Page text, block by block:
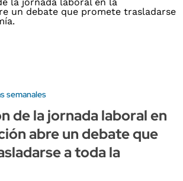
semanales
de la jornada laboral en
abre un debate que
a toda la